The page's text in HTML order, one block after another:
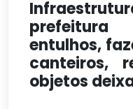
prefeitura
entulhos,
canteiros,
objetos